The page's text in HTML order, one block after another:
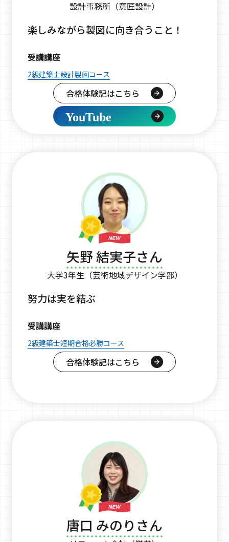
設計事務所（意匠設計）
楽しみながら製図に向き合うこと！
受講講座
2級建築士設計製図コース
合格体験記はこちら
YouTube
矢野 結実子さん
大学3年生（芸術地域デザイン学部）
努力は実を結ぶ
受講講座
2級建築士短期合格必勝コース
合格体験記はこちら
唐口 みのりさん